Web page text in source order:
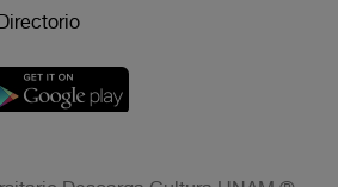
Directorio